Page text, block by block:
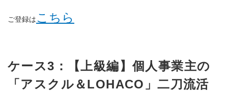
ご登録はこちら
ケース3：【上級編】個人事業主の
「アスクル＆LOHACO 」二刀流活